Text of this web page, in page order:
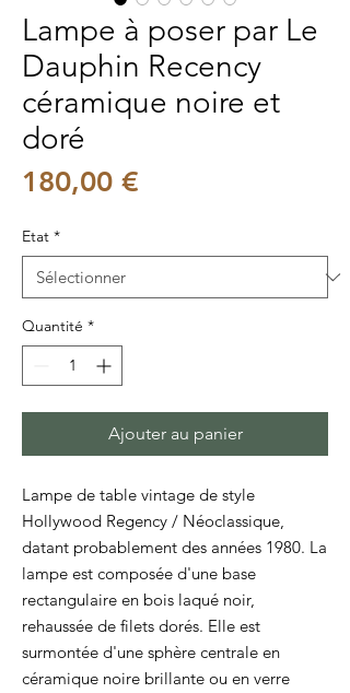
Lampe à poser par Le
Dauphin Recency
céramique noire et
doré
180,00 €
Etat *
Quantité *
Ajouter au panier
Lampe de table vintage de style
Hollywood Regency / Néoclassique,
datant probablement des années 1980. La
lampe est composée d'une base
rectangulaire en bois laqué noir,
rehaussée de filets dorés. Elle est
surmontée d'une sphère centrale en
céramique noire brillante ou en verre